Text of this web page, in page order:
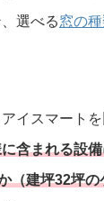
選べる窓の
イスマートを
含まれる設
（建坪32坪の